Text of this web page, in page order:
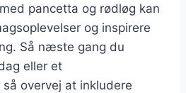
pancetta og rødløg kan
og inspirere
Så næste gang du
eller et
overvej at inkludere